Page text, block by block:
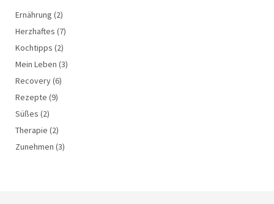
Ernährung (2)
Herzhaftes (7)
Kochtipps (2)
Mein Leben (3)
Recovery(6)
Rezepte (9)
Süßes (2)
Therapie (2)
Zunehmen (3)